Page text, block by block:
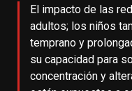
El impacto de las
adultos; los niños
temprano y
su capacidad para
concentración y